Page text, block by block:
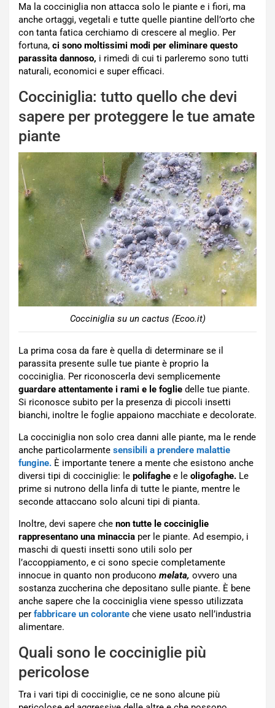
Ma la cocciniglia non attacca solo le piante e i fiori, ma
anche ortaggi, vegetali e tutte quelle piantine dell’orto che
con tanta fatica cerchiamo di crescere al meglio. Per
fortuna, ci sono moltissimi modi per eliminare questo
parassita dannoso, i rimedi di cui ti parleremo sono tutti
naturali, economici e super efficaci.
Cocciniglia: tutto quello che devi
sapere per proteggere le tue amate
piante
Cocciniglia su un cactus (Ecoo.it)
La prima cosa da fare è quella di determinare se il
parassita presente sulle tue piante è proprio la
cocciniglia. Per riconoscerla devi semplicemente
guardare attentamente i rami e le foglie delle tue piante.
Si riconosce subito per la presenza di piccoli insetti
bianchi, inoltre le foglie appaiono macchiate e decolorate.
La cocciniglia non solo crea danni alle piante, ma le rende
anche particolarmente sensibili a prendere malattie
fungine. È importante tenere a mente che esistono anche
diversi tipi di cocciniglie: le polifaghe e le oligofaghe. Le
prime si nutrono della linfa di tutte le piante, mentre le
seconde attaccano solo alcuni tipi di pianta.
Inoltre, devi sapere che non tutte le cocciniglie
rappresentano una minaccia per le piante. Ad esempio, i
maschi di questi insetti sono utili solo per
l’accoppiamento, e ci sono specie completamente
innocue in quanto non producono melata, ovvero una
sostanza zuccherina che depositano sulle piante. È bene
anche sapere che la cocciniglia viene spesso utilizzata
per fabbricare un colorante che viene usato nell’industria
alimentare.
Quali sono le cocciniglie più
pericolose
Tra i vari tipi di cocciniglie, ce ne sono alcune più